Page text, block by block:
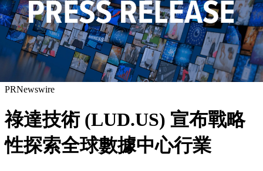
PRNewswire
祿達技術 (LUD.US) 宣布戰略
性探索全球數據中心行業